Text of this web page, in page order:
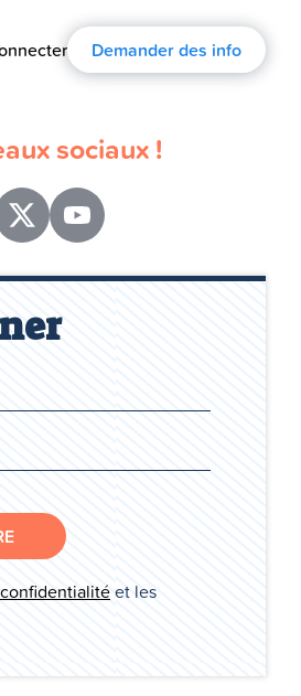
Demander des info
sociaux !
et les